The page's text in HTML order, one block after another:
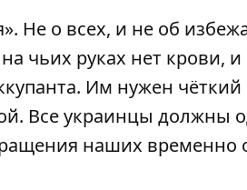
Не о всех, и не об
чьих руках нет крови,
Им нужен
Все украинцы должны
наших